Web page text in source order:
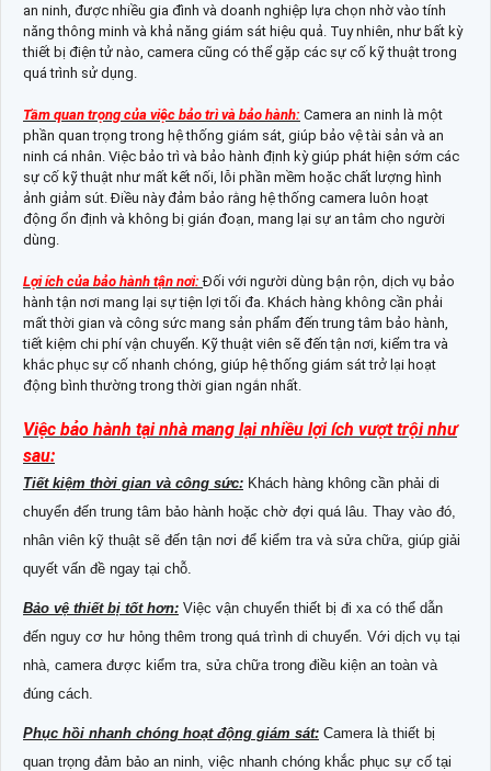
an ninh, được nhiều gia đình và doanh nghiệp lựa chọn nhờ vào tính
năng thông minh và khả năng giám sát hiệu quả. Tuy nhiên, như bất kỳ
thiết bị điện tử nào, camera cũng có thể gặp các sự cố kỹ thuật trong
quá trình sử dụng.
Tầm quan trọng của việc bảo trì và bảo hành: Camera an ninh là một
phần quan trọng trong hệ thống giám sát, giúp bảo vệ tài sản và an
ninh cá nhân. Việc bảo trì và bảo hành định kỳ giúp phát hiện sớm các
sự cố kỹ thuật như mất kết nối, lỗi phần mềm hoặc chất lượng hình
ảnh giảm sút. Điều này đảm bảo rằng hệ thống camera luôn hoạt
động ổn định và không bị gián đoạn, mang lại sự an tâm cho người
dùng.
Lợi ích của bảo hành tận nơi: Đối với người dùng bận rộn, dịch vụ bảo
hành tận nơi mang lại sự tiện lợi tối đa. Khách hàng không cần phải
mất thời gian và công sức mang sản phẩm đến trung tâm bảo hành,
tiết kiệm chi phí vận chuyển. Kỹ thuật viên sẽ đến tận nơi, kiểm tra và
khắc phục sự cố nhanh chóng, giúp hệ thống giám sát trở lại hoạt
động bình thường trong thời gian ngắn nhất.
Việc bảo hành tại nhà mang lại nhiều lợi ích vượt trội như
sau:
Tiết kiệm thời gian và công sức: Khách hàng không cần phải di
chuyển đến trung tâm bảo hành hoặc chờ đợi quá lâu. Thay vào đó,
nhân viên kỹ thuật sẽ đến tận nơi để kiểm tra và sửa chữa, giúp giải
quyết vấn đề ngay tại chỗ.
Bảo vệ thiết bị tốt hơn: Việc vận chuyển thiết bị đi xa có thể dẫn
đến nguy cơ hư hỏng thêm trong quá trình di chuyển. Với dịch vụ tại
nhà, camera được kiểm tra, sửa chữa trong điều kiện an toàn và
đúng cách.
Phục hồi nhanh chóng hoạt động giám sát: Camera là thiết bị
quan trọng đảm bảo an ninh, việc nhanh chóng khắc phục sự cố tại